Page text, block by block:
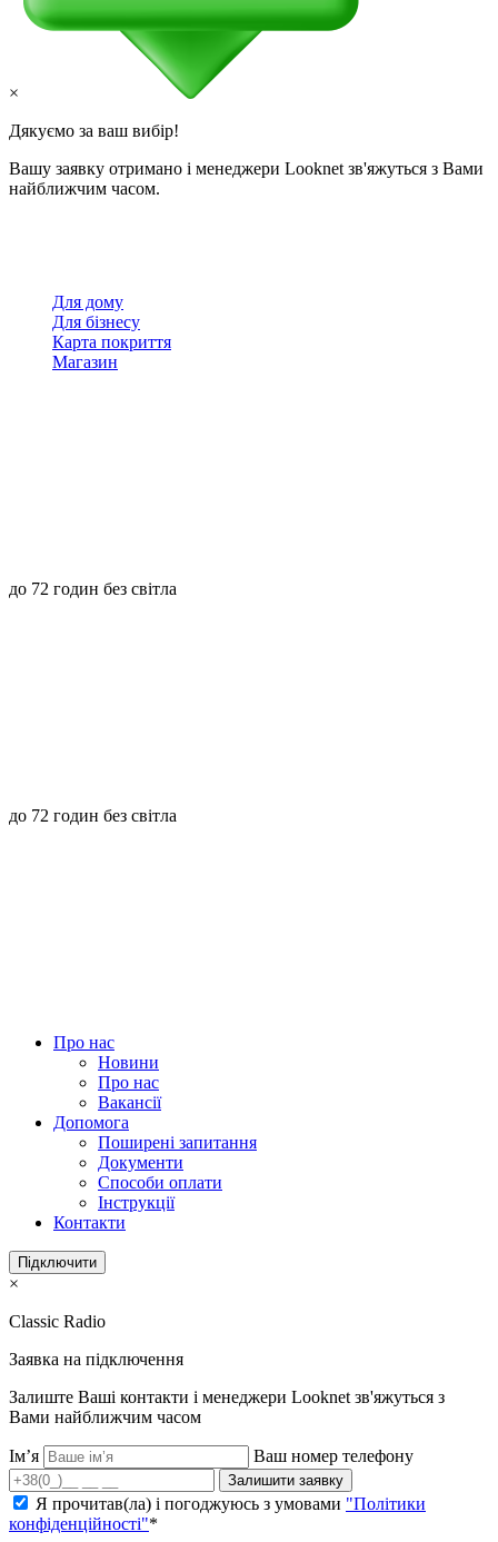
×
Дякуємо за ваш вибір!
Вашу заявку отримано і менеджери Looknet зв'яжуться з Вами
найближчим часом.
Для дому
Для бізнесу
Карта покриття
Магазин
до 72 годин без світла
до 72 годин без світла
Про нас
Новини
Про нас
Вакансії
Допомога
Поширені запитання
Документи
Способи оплати
Інструкції
Контакти
Підключити
×
Classic Radio
Заявка на підключення
Залиште Ваші контакти і менеджери Looknet зв'яжуться з
Вами найближчим часом
Ім’я Ваш номер телефону
Залишити заявку
Я прочитав(ла) і погоджуюсь з умовами "Політики
конфіденційності"*